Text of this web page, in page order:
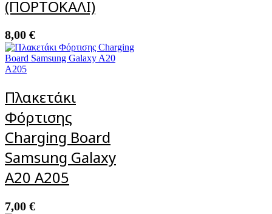
(ΠΟΡΤΟΚΑΛΙ)
8,00 €
Πλακετάκι
Φόρτισης
Charging Board
Samsung Galaxy
A20 A205
7,00 €